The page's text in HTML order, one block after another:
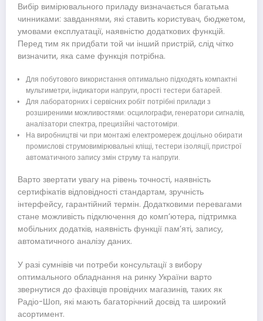
Вибір вимірювального приладу визначається багатьма
чинниками: завданнями, які ставить користувач, бюджетом,
умовами експлуатації, наявністю додаткових функцій.
Перед тим як придбати той чи інший пристрій, слід чітко
визначити, яка саме функція потрібна.
Для побутового використання оптимально підходять компактні
мультиметри, індикатори напруги, прості тестери батарей.
Для лабораторних і сервісних робіт потрібні прилади з
розширеними можливостями: осцилографи, генератори сигналів,
аналізатори спектра, прецизійні частотоміри.
На виробництві чи при монтажі електромереж доцільно обирати
промислові струмовимірювальні кліщі, тестери ізоляції, пристрої
автоматичного запису змін струму та напруги.
Варто звертати увагу на рівень точності, наявність
сертифікатів відповідності стандартам, зручність
інтерфейсу, гарантійний термін. Додатковими перевагами
стане можливість підключення до комп’ютера, підтримка
мобільних додатків, наявність функції пам’яті, запису,
автоматичного аналізу даних.
У разі сумнівів чи потреби консультації з вибору
оптимального обладнання на ринку України варто
звернутися до фахівців провідних магазинів, таких як
Радіо-Шоп, які мають багаторічний досвід та широкий
асортимент.